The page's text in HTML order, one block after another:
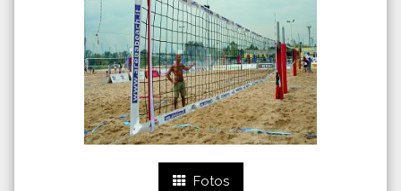
Fotos